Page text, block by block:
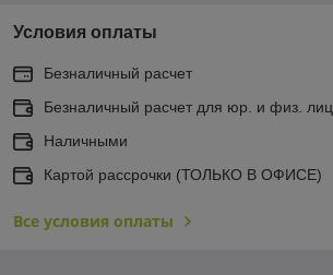
Условия оплаты
Безналичный расчет
Безналичный расчет для юр. и физ. лиц
Наличными
Картой рассрочки (ТОЛЬКО В ОФИСЕ)
Все условия оплаты